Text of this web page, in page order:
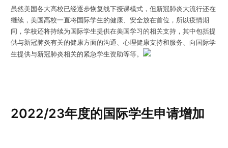
虽然美国各大高校已经逐步恢复线下授课模式，但新冠肺炎大流行还在
继续，美国高校一直将国际学生的健康、安全放在首位，所以疫情期
间，学校还将持续为国际学生提供在美国学习的相关支持，其中包括提
供与新冠肺炎有关的健康方面的沟通、心理健康支持和服务、向国际学
生提供与新冠肺炎相关的紧急学生资助等等。
2022/23年度的国际学生申请增加